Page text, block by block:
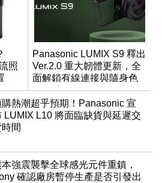
照
Panasonic LUMIX S9 釋出
Ver.2.0 重大韌體更新，全
面解鎖有線連接與隨身色
調編輯
購熱潮超乎預期！Panasonic 宣
LUMIX L10 將面臨缺貨與延遲交
間
本強震襲擊全球感光元件重鎮，
確認廠房暫停生產是否引發出